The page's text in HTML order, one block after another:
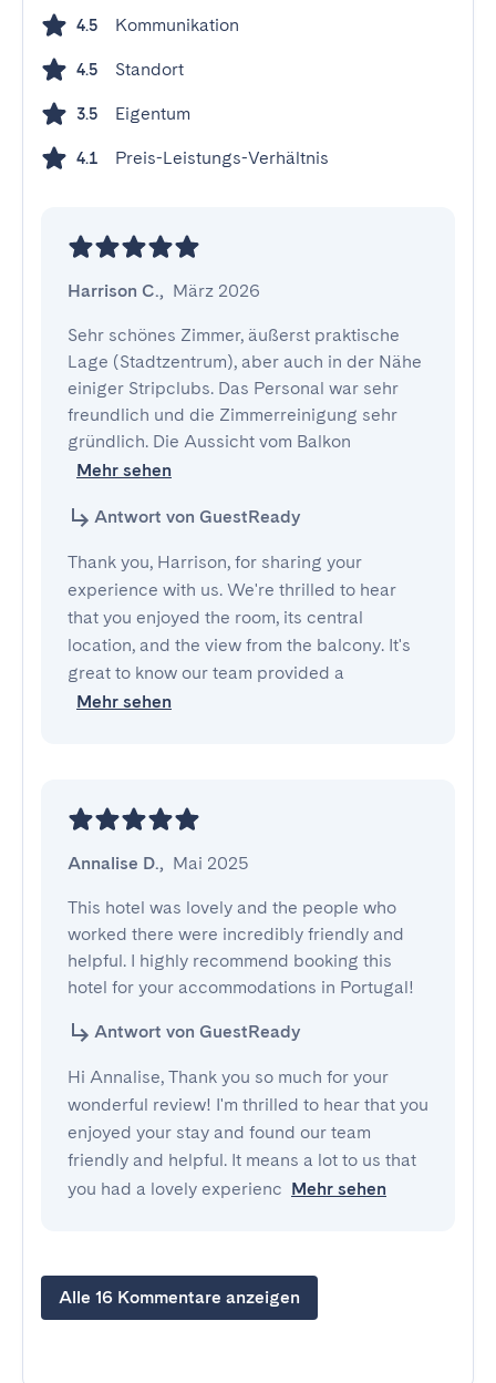
4.5 Kommunikation
4.5 Standort
3.5 Eigentum
4.1 Preis-Leistungs-Verhältnis
Harrison C., März 2026
Sehr schönes Zimmer, äußerst praktische
Lage (Stadtzentrum), aber auch in der Nähe
einiger Stripclubs. Das Personal war sehr
freundlich und die Zimmerreinigung sehr
gründlich. Die Aussicht vom Balkon
Mehr sehen
Antwort von GuestReady
Thank you, Harrison, for sharing your
experience with us. We're thrilled to hear
that you enjoyed the room, its central
location, and the view from the balcony. It's
great to know our team provided a
Mehr sehen
Annalise D., Mai 2025
This hotel was lovely and the people who
worked there were incredibly friendly and
helpful. I highly recommend booking this
hotel for your accommodations in Portugal!
Antwort von GuestReady
Hi Annalise, Thank you so much for your
wonderful review! I'm thrilled to hear that you
enjoyed your stay and found our team
friendly and helpful. It means a lot to us that
you had a lovely experienc Mehr sehen
Alle 16 Kommentare anzeigen